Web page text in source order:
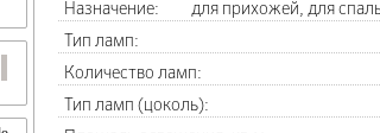
Назначение:
для прихожей, для
Тип ламп:
Количество ламп:
Тип ламп (цоколь):